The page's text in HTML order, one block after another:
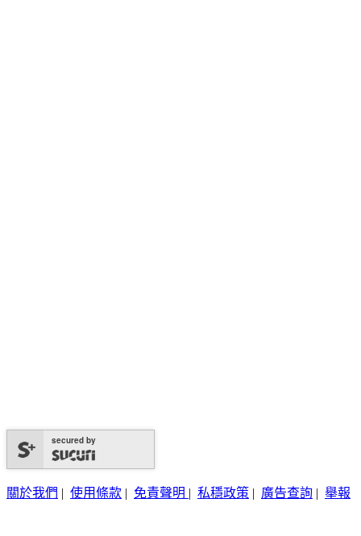
secured by
關於我們 | 使用條款 | 免責聲明 | 私穩政策 | 廣告查詢 | 舉報